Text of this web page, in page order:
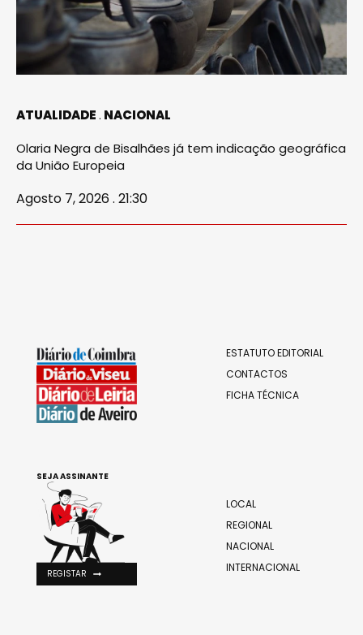
ATUALIDADE NACIONAL
Olaria Negra de Bisalhães já tem indicação geográfica
da União Europeia
Agosto 7, 2026 . 21:30
ESTATUTO EDITORIAL
CONTACTOS
FICHA TÉCNICA
LOCAL
REGIONAL
NACIONAL
INTERNACIONAL
SEJA ASSINANTE
REGISTAR